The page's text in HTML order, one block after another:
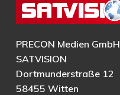
PRECON Medien GmbH
SATVISION
Dortmunderstraße 12
58455 Witten